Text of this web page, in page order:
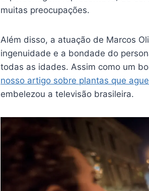
muitas preocupações.
Além disso, a atuação de Marcos
ingenuidade e a bondade do
todas as idades. Assim como um
nosso artigo sobre plantas que
embelezou a televisão brasileira.